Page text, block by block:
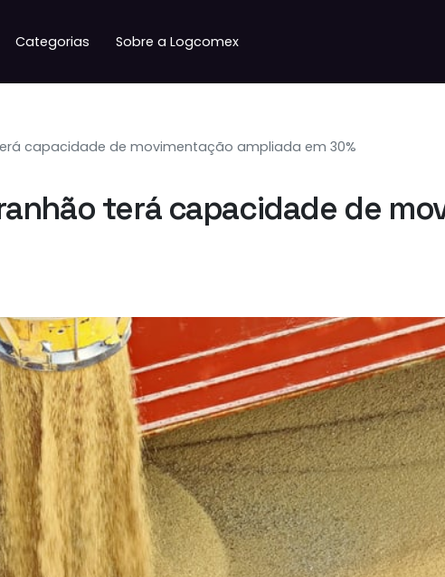
Categorias Sobre a Logcomex
capacidade de movimentação ampliada em 30%
terá capacidade de